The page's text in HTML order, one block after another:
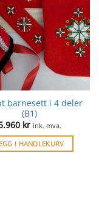
barnesett i 4 deler
(B1)
kr ink. mva.
I HANDLEKURV